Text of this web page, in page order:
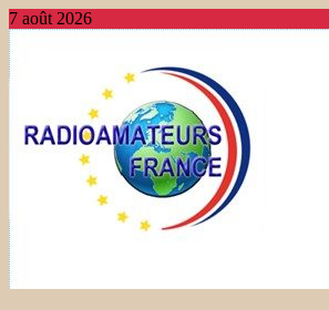
7 août 2026